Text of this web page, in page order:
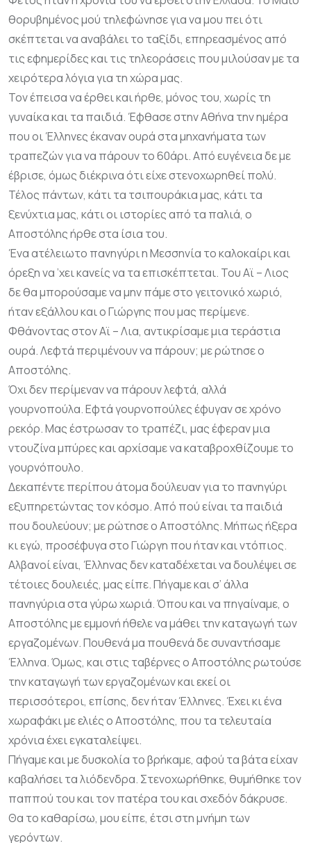
θορυβημένος μού τηλεφώνησε για να μου πει ότι
σκέπτεται να αναβάλει το ταξίδι, επηρεασμένος από
τις εφημερίδες και τις τηλεοράσεις που μιλούσαν με τα
χειρότερα λόγια για τη χώρα μας.
Τον έπεισα να έρθει και ήρθε, μόνος του, χωρίς τη
γυναίκα και τα παιδιά. Έφθασε στην Αθήνα την ημέρα
που οι Έλληνες έκαναν ουρά στα μηχανήματα των
τραπεζών για να πάρουν το 60άρι. Από ευγένεια δε με
έβρισε, όμως διέκρινα ότι είχε στενοχωρηθεί πολύ.
Τέλος πάντων, κάτι τα τσιπουράκια μας, κάτι τα
ξενύχτια μας, κάτι οι ιστορίες από τα παλιά, ο
Αποστόλης ήρθε στα ίσια του.
Ένα ατέλειωτο πανηγύρι η Μεσσηνία το καλοκαίρι και
όρεξη να ’χει κανείς να τα επισκέπτεται. Του Αϊ – Λιος
δε θα μπορούσαμε να μην πάμε στο γειτονικό χωριό,
ήταν εξάλλου και ο Γιώργης που μας περίμενε.
Φθάνοντας στον Αϊ – Λια, αντικρίσαμε μια τεράστια
ουρά. Λεφτά περιμένουν να πάρουν; με ρώτησε ο
Αποστόλης.
Όχι δεν περίμεναν να πάρουν λεφτά, αλλά
γουρνοπούλα. Εφτά γουρνοπούλες έφυγαν σε χρόνο
ρεκόρ. Μας έστρωσαν το τραπέζι, μας έφεραν μια
ντουζίνα μπύρες και αρχίσαμε να καταβροχθίζουμε το
γουρνόπουλο.
Δεκαπέντε περίπου άτομα δούλευαν για το πανηγύρι
εξυπηρετώντας τον κόσμο. Από πού είναι τα παιδιά
που δουλεύουν; με ρώτησε ο Αποστόλης. Μήπως ήξερα
κι εγώ, προσέφυγα στο Γιώργη που ήταν και ντόπιος.
Αλβανοί είναι, Έλληνας δεν καταδέχεται να δουλέψει σε
τέτοιες δουλειές, μας είπε. Πήγαμε και σ’ άλλα
πανηγύρια στα γύρω χωριά. Όπου και να πηγαίναμε, ο
Αποστόλης με εμμονή ήθελε να μάθει την καταγωγή των
εργαζομένων. Πουθενά μα πουθενά δε συναντήσαμε
Έλληνα. Όμως, και στις ταβέρνες ο Αποστόλης ρωτούσε
την καταγωγή των εργαζομένων και εκεί οι
περισσότεροι, επίσης, δεν ήταν Έλληνες. Έχει κι ένα
χωραφάκι με ελιές ο Αποστόλης, που τα τελευταία
χρόνια έχει εγκαταλείψει.
Πήγαμε και με δυσκολία το βρήκαμε, αφού τα βάτα είχαν
καβαλήσει τα λιόδενδρα. Στενοχωρήθηκε, θυμήθηκε τον
παππού του και τον πατέρα του και σχεδόν δάκρυσε.
Θα το καθαρίσω, μου είπε, έτσι στη μνήμη των
γερόντων.